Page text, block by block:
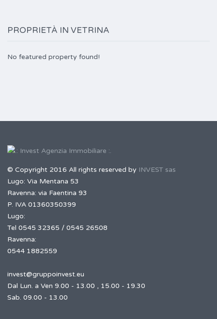
PROPRIETÀ IN VETRINA
No featured property found!
© Copyright 2016 All rights reserved by INVEST sas
Lugo: Via Mentana 53
Ravenna: via Faentina 93
P. IVA 01360350399
Lugo:
Tel 0545 32365 / 0545 26508
Ravenna:
0544 1882559
invest@gruppoinvest.eu
Dal Lun. a Ven 9.00 - 13.00 , 15.00 - 19.30
Sab. 09.00 - 13.00